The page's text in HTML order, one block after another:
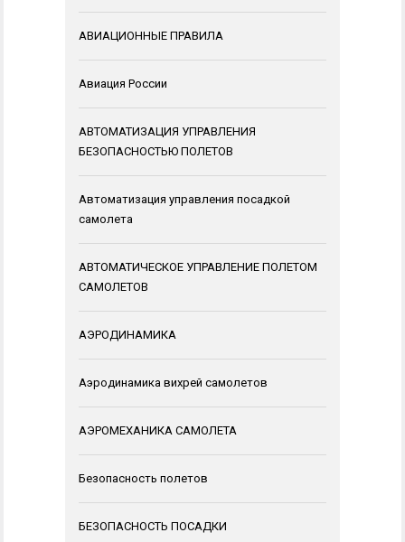
АВИАЦИОННЫЕ ПРАВИЛА
Авиация России
АВТОМАТИЗАЦИЯ УПРАВЛЕНИЯ
БЕЗОПАСНОСТЬЮ ПОЛЕТОВ
Автоматизация управления посадкой
самолета
АВТОМАТИЧЕСКОЕ УПРАВЛЕНИЕ ПОЛЕТОМ
САМОЛЕТОВ
АЭРОДИНАМИКА
Аэродинамика вихрей самолетов
АЭРОМЕХАНИКА САМОЛЕТА
Безопасность полетов
БЕЗОПАСНОСТЬ ПОСАДКИ